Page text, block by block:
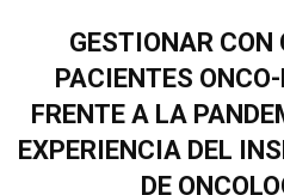
GESTIONAR
PACIENTES
FRENTE A LA
EXPERIENCIA DEL
DE